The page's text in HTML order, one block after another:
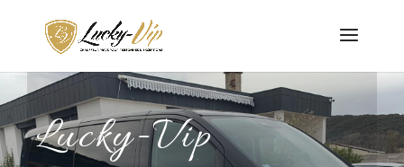
Lucky-Vip